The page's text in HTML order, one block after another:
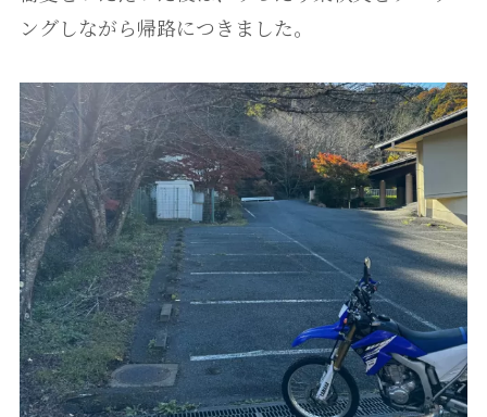
ングしながら帰路につきました。